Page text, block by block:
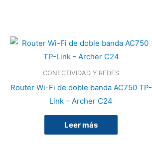
CONECTIVIDAD Y REDES
Router Wi-Fi de doble banda AC750 TP-
Link – Archer C24
Leer más